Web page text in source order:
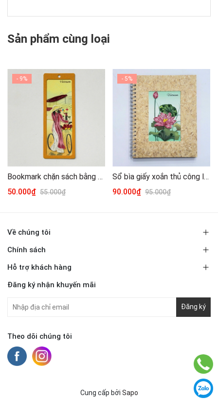
Sản phẩm cùng loại
- 9%
Bookmark chặn sách bằng giấy Quilling nghệ thuật - Chặn sách thủ công làm quà tặng
50.000₫ 55.000₫
- 5%
Sổ bìa giấy xoắn thủ công làm quà tặng ý nghĩa
90.000₫ 95.000₫
Về chúng tôi
Chính sách
Hỗ trợ khách hàng
Đăng ký nhận khuyến mãi
Đăng ký
Theo dõi chúng tôi
Cung cấp bởi Sapo